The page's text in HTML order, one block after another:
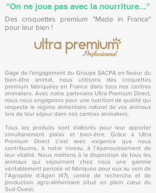
"On ne joue pas avec la nourriture..."
Des croquettes premium "Made in France"
pour leur bien !
Gage de l'engagement du Groupe SACPA en faveur du
bien-être animal, nous utilisons des croquettes
premium fabriquées en France dans tous nos centres
animaliers. Avec notre partenaire Ultra Premium Direct,
nous nous engageons pour une nutrition de qualité qui
respecte le régime alimentaire naturel de vos animaux
lors de leur séjour dans nos centres animaliers.
​Tous les produits sont élaborés pour leur apporter
simultanément plaisir et bien-être. Grâce à Ultra
Premium Direct c’est avec exigence que nous
contribuons, à notre niveau, à l’épanouissement de
leur vitalité. Nous mettons à la disposition de tous les
animaux qui séjournent chez nous une gamme
véritablement pensée et fabriquée pour eux au sein de
l’Agropôle d’Agen (47), centre de recherche et de
production agro-alimentaire situé en plein cœur du
Sud-Ouest.